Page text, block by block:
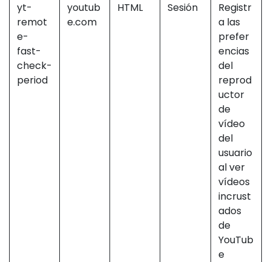
yt-
remot
e-
fast-
check-
period
youtub
e.com
HTML Sesión
Registr
a las
prefer
encias
del
reprod
uctor
de
vídeo
del
usuario
al ver
vídeos
incrust
ados
de
YouTub
e